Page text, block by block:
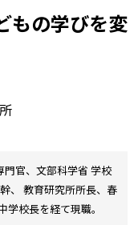
もの学びを変
門官、文部科学省 学校
、 教育研究所所長、春
校長を経て現職。